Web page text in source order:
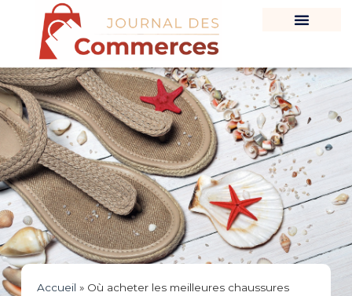
Accueil » Où acheter les meilleures chaussures